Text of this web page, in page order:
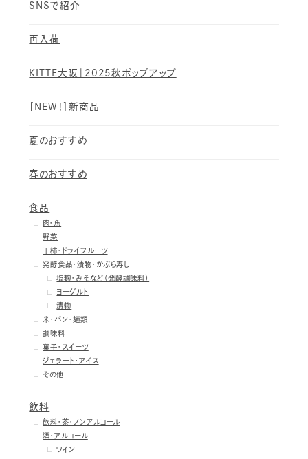
SNSで紹介
再入荷
KITTE大阪｜2025秋ポップアップ
［NEW！］新商品
夏のおすすめ
春のおすすめ
食品
肉・魚
野菜
干柿・ドライフルーツ
発酵食品・漬物・かぶら寿し
塩麹・みそなど（発酵調味料）
ヨーグルト
漬物
米・パン・麺類
調味料
菓子・スイーツ
ジェラート・アイス
その他
飲料
飲料・茶・ノンアルコール
酒・アルコール
ワイン